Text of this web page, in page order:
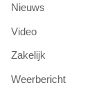
Nieuws
Video
Zakelijk
Weerbericht